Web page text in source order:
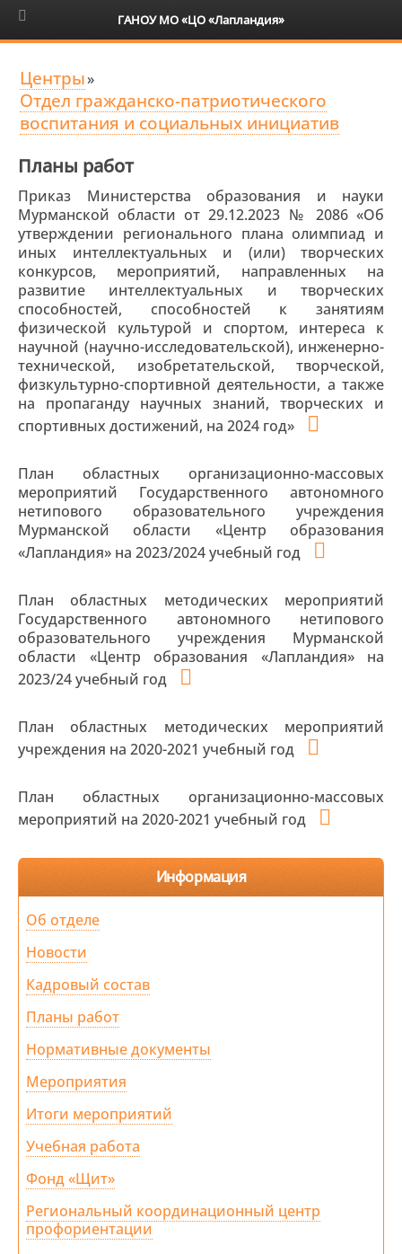
6+
Центры»
Отдел гражданско-патриотического
воспитания и социальных инициатив
Планы работ
Приказ Министерства образования и науки
Мурманской области от 29.12.2023 № 2086 «Об
утверждении регионального плана олимпиад и
иных интеллектуальных и (или) творческих
конкурсов, мероприятий, направленных на
развитие интеллектуальных и творческих
способностей, способностей к занятиям
физической культурой и спортом, интереса к
научной (научно-исследовательской), инженерно-
технической, изобретательской, творческой,
физкультурно-спортивной деятельности, а также
на пропаганду научных знаний, творческих и
спортивных достижений, на 2024 год»
План областных организационно-массовых
мероприятий Государственного автономного
нетипового образовательного учреждения
Мурманской области «Центр образования
«Лапландия» на 2023/2024 учебный год
План областных методических мероприятий
Государственного автономного нетипового
образовательного учреждения Мурманской
области «Центр образования «Лапландия» на
2023/24 учебный год
План областных методических мероприятий
учреждения на 2020-2021 учебный год
План областных организационно-массовых
мероприятий на 2020-2021 учебный год
Информация
Об отделе
Новости
Кадровый состав
Планы работ
Нормативные документы
Мероприятия
Итоги мероприятий
Учебная работа
Фонд «Щит»
Региональный координационный центр
профориентации
ГАНОУ МО «ЦО «Лапландия»